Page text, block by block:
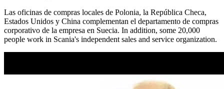
Las oficinas de compras locales de Polonia, la República Checa,
Estados Unidos y China complementan el departamento de compras
corporativo de la empresa en Suecia. In addition, some 20,000
people work in Scania's independent sales and service organization.